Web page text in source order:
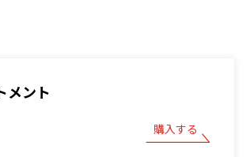
メント
購入する